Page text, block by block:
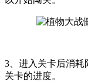
3、进入关卡后消
关卡的进度。